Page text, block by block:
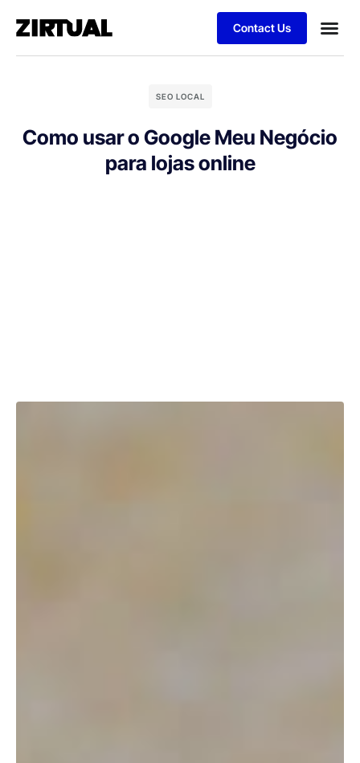
Contact Us
SEO LOCAL
Como usar o Google Meu Negócio
para lojas online